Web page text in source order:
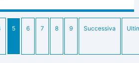
5 6 7 8 9 Successiva